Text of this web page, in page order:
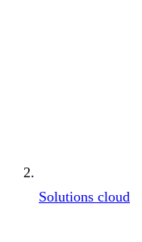
Solutions cloud